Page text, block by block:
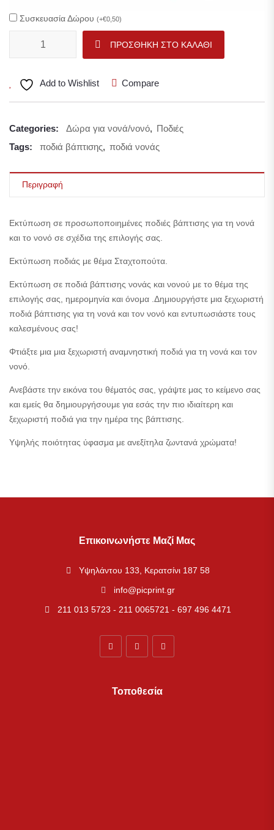
Συσκευασία Δώρου (+€0,50)
ΠΡΟΣΘΉΚΗ ΣΤΟ ΚΑΛΆΘΙ
Add to Wishlist Compare
Categories: Δώρα για νονά/νονό, Ποδιές
Tags:
ποδιά βάπτισης, ποδιά νονάς
Περιγραφή
Εκτύπωση σε προσωποποιημένες ποδιές βάπτισης για τη νονά
και το νονό σε σχέδια της επιλογής σας.
Εκτύπωση ποδιάς με θέμα Σταχτοπούτα.
Εκτύπωση σε ποδιά βάπτισης νονάς και νονού με το θέμα της
επιλογής σας, ημερομηνία και όνομα .Δημιουργήστε μια ξεχωριστή
ποδιά βάπτισης για τη νονά και τον νονό και εντυπωσιάστε τους
καλεσμένους σας!
Φτιάξτε μια μια ξεχωριστή αναμνηστική ποδιά για τη νονά και τον
νονό.
Ανεβάστε την εικόνα του θέματός σας, γράψτε μας το κείμενο σας
και εμείς θα δημιουργήσουμε για εσάς την πιο ιδιαίτερη και
ξεχωριστή ποδιά για την ημέρα της βάπτισης.
Υψηλής ποιότητας ύφασμα με ανεξίτηλα ζωντανά χρώματα!
Επικοινωνήστε Μαζί Μας
Υψηλάντου 133, Κερατσίνι 187 58
info@picprint.gr
211 013 5723 - 211 0065721 - 697 496 4471
Τοποθεσία